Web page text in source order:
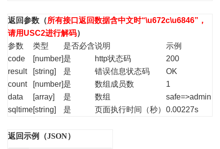
返回参数 （所有接口返回数据含中文时“\u672c\u6846”，
请用USC2进行解码）
参数
类型 是否必含说明
示例
code
[number]是 http状态码
200
result
[string] 是 错误信息状态码
OK
count
[number]是 数组成员数
1
data
[array] 是 数组
safe=>admin
sqltime[string] 是 页面执行时间（秒） 0.00227s
返回示例（JSON）